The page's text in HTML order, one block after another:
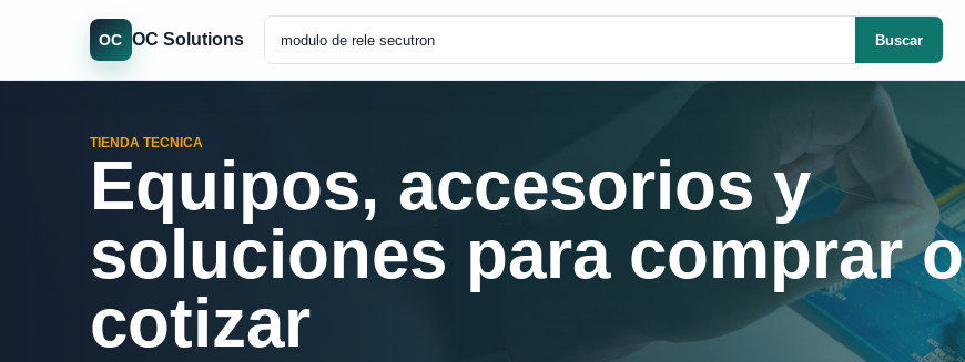
OC OC Solutions Buscar
TIENDA TECNICA
Equipos, accesorios y
soluciones para comprar o
cotizar